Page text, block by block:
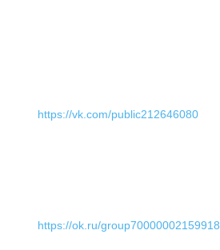
https://vk.com/public212646080
https://ok.ru/group70000002159918